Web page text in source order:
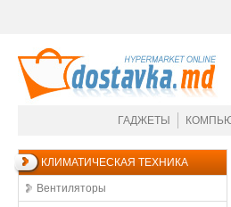
ГАДЖЕТЫ
КЛИМАТИЧЕСКАЯ ТЕХНИКА
Вентиляторы